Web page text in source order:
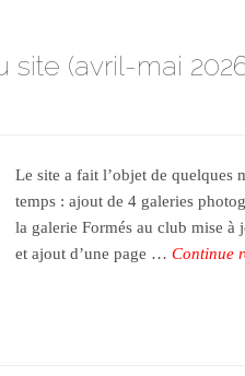
site (avril-mai
Le site a fait l’objet de quelques
temps : ajout de 4 galeries
la galerie Formés au club mise à
et ajout d’une page …Continue